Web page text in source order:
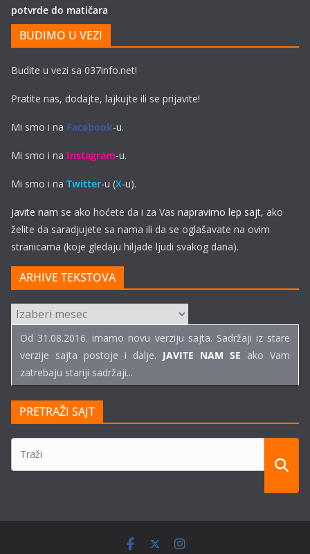
potvrde do matičara
BUDIMO U VEZI
Budite u vezi sa 037info.net!
Pratite nas, dodajte, lajkujte ili se prijavite!
Mi smo i na Facebook-u.
Mi smo i na Instagram-u.
Mi smo i na Twitter-u (X-u).
Javite nam se ako hoćete da i za Vas napravimo lep sajt, ako
želite da saradjujete sa nama ili da se oglašavate na ovim
stranicama (koje gledaju hiljade ljudi svakog dana).
ARHIVE TEKSTOVA
ARHIVE
TEKSTOVA
Od 31.08.2016. imamo novu verziju sajta. Sadržaji iz stare
verzije sajta postoje i dalje. JAVITE NAM SE ako Vam
zatrebaju stariji sadržaji...
PRETRAŽI SAJT